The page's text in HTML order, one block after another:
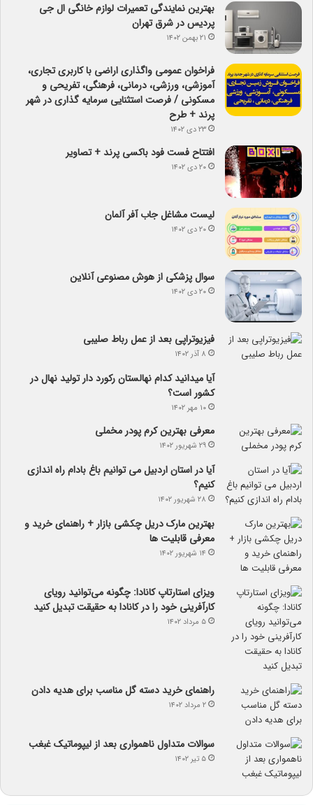
بهترین نمایندگی تعمیرات لوازم خانگی ال جی
پردیس در شرق تهران
۲۱ بهمن ۱۴۰۲
فراخوان عمومی واگذاری اراضی با کاربری تجاری،
آموزشی، ورزشی، درمانی، فرهنگی، تفریحی و
مسکونی / فرصت استثنایی سرمایه گذاری در شهر
پرند + طرح
۲۳ دی ۱۴۰۲
افتتاح فست فود باکسی پرند + تصاویر
۲۰ دی ۱۴۰۲
لیست مشاغل جاب آفر آلمان
۲۰ دی ۱۴۰۲
سوال پزشکی از هوش مصنوعی آنلاین
۲۰ دی ۱۴۰۲
فیزیوتراپی بعد از عمل رباط صلیبی
۸ آذر ۱۴۰۲
آیا می­دانید کدام نهالستان رکورد دار تولید نهال­ در
کشور است؟
۱۰ مهر ۱۴۰۲
معرفی بهترین کرم پودر مخملی
۲۹ شهریور ۱۴۰۲
آیا در استان اردبیل می توانیم باغ بادام راه اندازی
کنیم؟
۲۸ شهریور ۱۴۰۲
بهترین مارک دریل چکشی بازار + راهنمای خرید و
معرفی قابلیت ها
۱۴ شهریور ۱۴۰۲
ویزای استارتاپ کانادا: چگونه می‌توانید رویای
کارآفرینی خود را در کانادا به حقیقت تبدیل کنید
۵ مرداد ۱۴۰۲
راهنمای خرید دسته گل مناسب برای هدیه دادن
۲ مرداد ۱۴۰۲
سوالات متداول ناهمواری بعد از لیپوماتیک غبغب
۵ تیر ۱۴۰۲